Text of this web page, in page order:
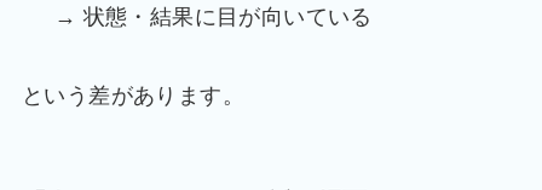
→ 状態・結果に目が向いている
という差があります。